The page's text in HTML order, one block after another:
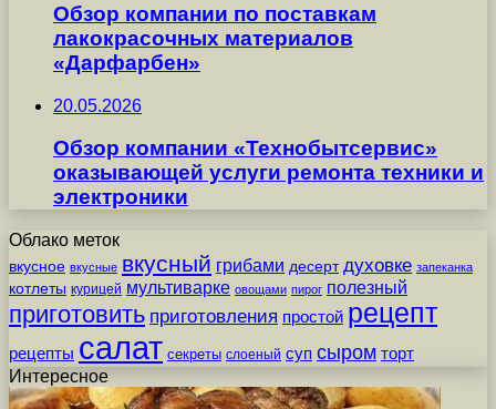
Обзор компании по поставкам
лакокрасочных материалов
«Дарфарбен»
20.05.2026
Обзор компании «Технобытсервис»
оказывающей услуги ремонта техники и
электроники
Облако меток
вкусное вкусные вкусный грибами десерт духовке запеканка
котлеты курицей мультиварке овощами пирог полезный
приготовить приготовления простой рецепт
рецепты салат секреты слоеный суп сыром торт
Интересное